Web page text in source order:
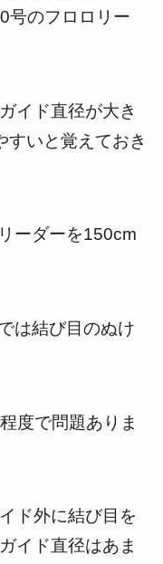
号のフロロリー
イド直径が大き
すいと覚えておき
ーダーを150cm
は結び目のぬけ
度で問題ありま
ド外に結び目を
イド直径はあま